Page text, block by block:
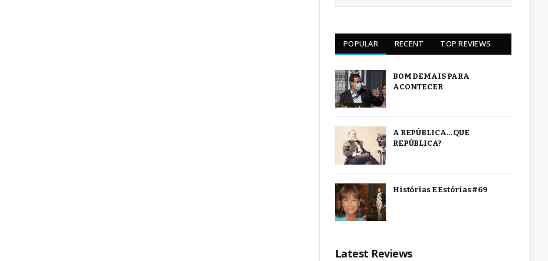
POPULAR RECENT TOP REVIEWS
BOM DEMAIS PARA
ACONTECER
A REPÚBLICA… QUE
REPÚBLICA?
Histórias E Estórias #69
Latest Reviews